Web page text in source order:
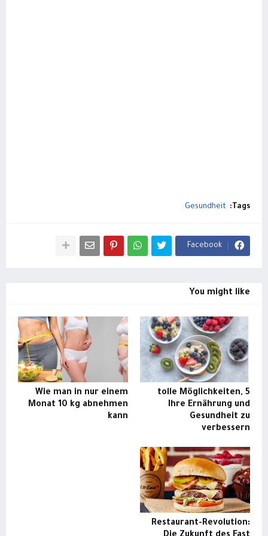
Tags:
Gesundheit
Facebook
You might like
5 tolle Möglichkeiten,
Ihre Ernährung und
Gesundheit zu
verbessern
Wie man in nur einem
Monat 10 kg abnehmen
kann
Restaurant-Revolution: